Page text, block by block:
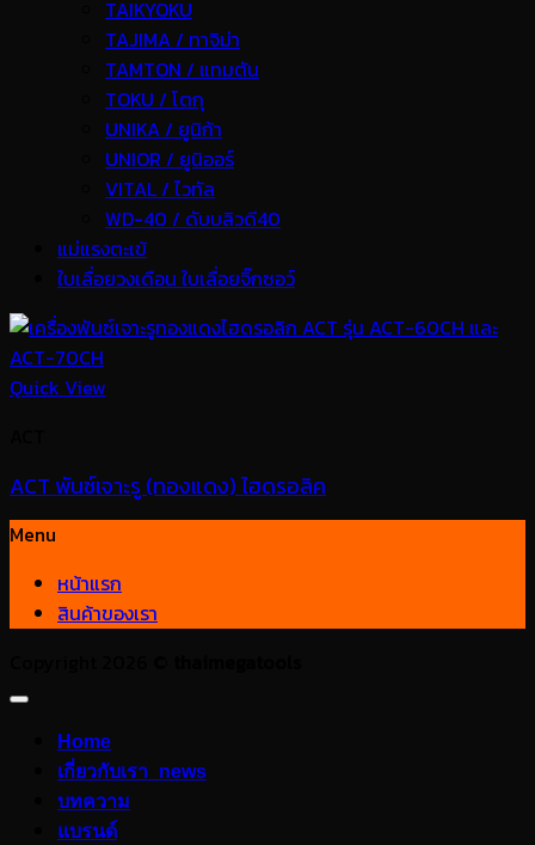
TAIKYOKU
TAJIMA / ทาจิม่า
TAMTON / แทมตัน
TOKU / โตกุ
UNIKA / ยูนิก้า
UNIOR / ยูนิออร์
VITAL / ไวทัล
WD-40 / ดับบลิวดี40
แม่แรงตะเข้
ใบเลื่อยวงเดือน ใบเลื่อยจิ๊กซอว์
Quick View
ACT พันซ์เจาะรู (ทองแดง) ไฮดรอลิค
Menu
หน้าแรก
สินค้าของเรา
Home
เกี่ยวกับเรา_news
บทความ
แบรนด์